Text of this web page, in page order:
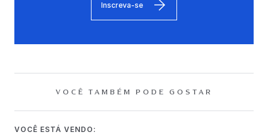
Inscreva-se
VOCÊ TAMBÉM PODE GOSTAR
VOCÊ ESTÁ VENDO: